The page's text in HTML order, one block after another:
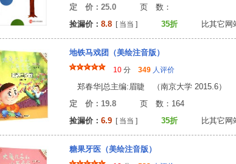
定 价：25.0 页 数
捡漏价： 8.8 [ 当当 ] 35折 比其它网
地铁马戏团（美绘注音版）
10 分 349 人评价
郑春华|总主编:眉睫 （南京大学 2015.6）
定 价：19.8 页 数：
捡漏价： 6.9 [ 当当 ] 35折 比其它网
糖果牙医（美绘注音版）